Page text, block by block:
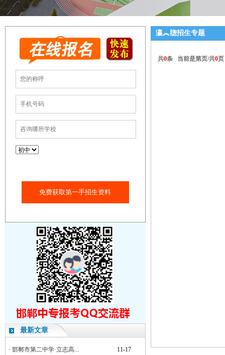
免费获取第一手招生资料
最新文章
· 邯郸市第二中学·立志高...
11-17
瀛︽牎招生专题
共0条 当前是第页/共0页